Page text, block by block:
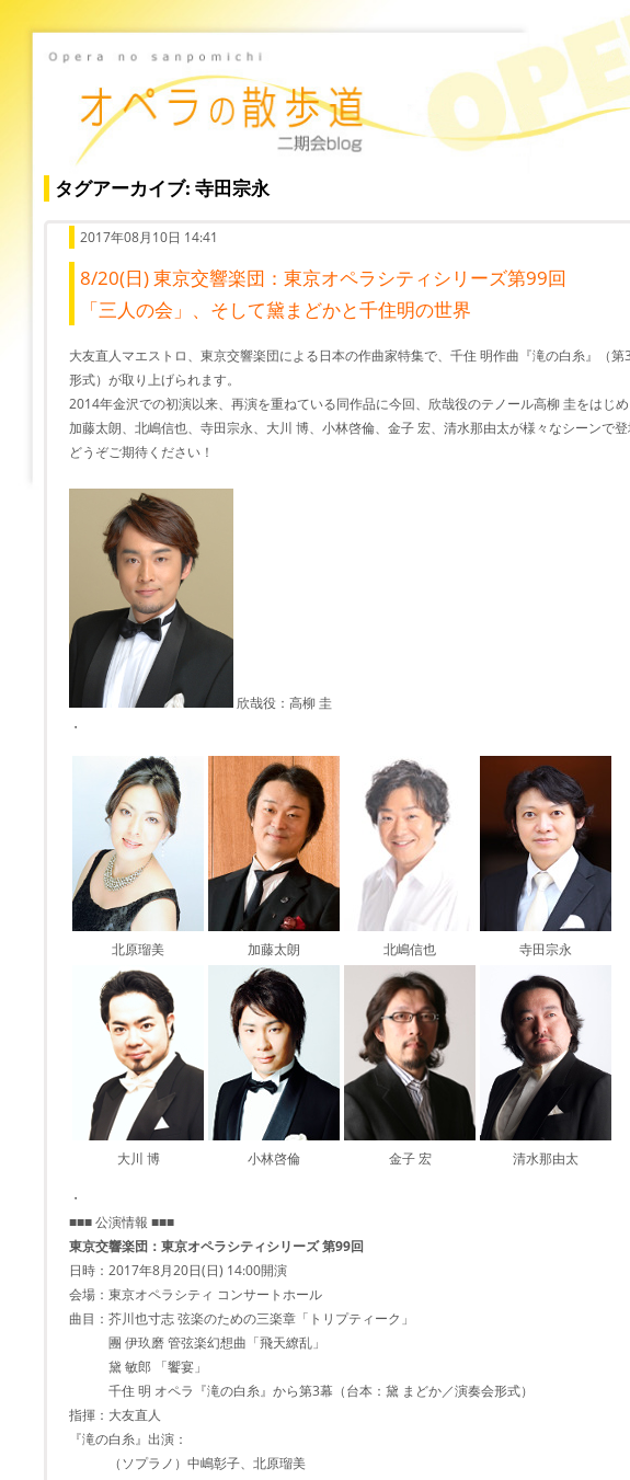
タグアーカイブ: 寺田宗永
2017年08月10日 14:41
8/20(日) 東京交響楽団：東京オペラシティシリーズ第99回
「三人の会」、そして黛まどかと千住明の世界
大友直人マエストロ、東京交響楽団による日本の作曲家特集で、千住 明作曲『滝の白糸』（第
形式）が取り上げられます。
2014年金沢での初演以来、再演を重ねている同作品に今回、欣哉役のテノール高柳 圭をはじめ
加藤太朗、北嶋信也、寺田宗永、大川 博、小林啓倫、金子 宏、清水那由太が様々なシーンで登
どうぞご期待ください！
欣哉役：高柳 圭
・
北原瑠美 加藤太朗 北嶋信也 寺田宗永
大川 博 小林啓倫 金子 宏 清水那由太
・
■■■ 公演情報 ■■■
東京交響楽団：東京オペラシティシリーズ 第99回
日時：2017年8月20日(日) 14:00開演
会場：東京オペラシティ コンサートホール
曲目：芥川也寸志 弦楽のための三楽章「トリプティーク」
團 伊玖磨 管弦楽幻想曲「飛天繚乱」
黛 敏郎 「饗宴」
千住 明 オペラ『滝の白糸』から第3幕（台本：黛 まどか／演奏会形式）
指揮：大友直人
『滝の白糸』出演：
（ソプラノ）中嶋彰子、北原瑠美